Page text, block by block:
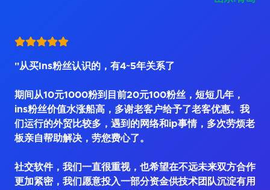
"从买Ins粉丝认识的，有4~5年关系了
期间从10元1000粉到目前20元100粉丝，短短几年，
ins粉丝价值水涨船高，多谢老客户给予了老客优惠。我
们运行的外贸比较多，遇到的网络和ip事情，多次劳烦老
板亲自帮助解决，劳您费心了。
社交软件，我们一直很重视，也希望在不远未来双方合作
更加紧密，我们愿意投入一部分资金供技术团队沉淀有用